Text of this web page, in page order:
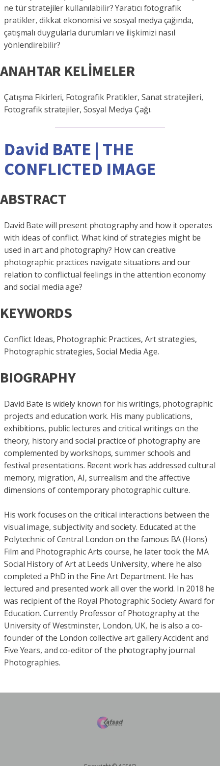
ne tür stratejiler kullanılabilir? Yaratıcı fotografik
pratikler, dikkat ekonomisi ve sosyal medya çağında,
çatışmalı duygularla durumları ve ilişkimizi nasıl
yönlendirebilir?
ANAHTAR KELİMELER
Çatışma Fikirleri, Fotografik Pratikler, Sanat stratejileri,
Fotografik stratejiler, Sosyal Medya Çağı.
David BATE | THE
CONFLICTED IMAGE
ABSTRACT
David Bate will present photography and how it operates
with ideas of conflict. What kind of strategies might be
used in art and photography? How can creative
photographic practices navigate situations and our
relation to conflictual feelings in the attention economy
and social media age?
KEYWORDS
Conflict Ideas, Photographic Practices, Art strategies,
Photographic strategies, Social Media Age.
BIOGRAPHY
David Bate is widely known for his writings, photographic
projects and education work. His many publications,
exhibitions, public lectures and critical writings on the
theory, history and social practice of photography are
complemented by workshops, summer schools and
festival presentations. Recent work has addressed cultural
memory, migration, AI, surrealism and the affective
dimensions of contemporary photographic culture.
His work focuses on the critical interactions between the
visual image, subjectivity and society. Educated at the
Polytechnic of Central London on the famous BA (Hons)
Film and Photographic Arts course, he later took the MA
Social History of Art at Leeds University, where he also
completed a PhD in the Fine Art Department. He has
lectured and presented work all over the world. In 2018 he
was recipient of the Royal Photographic Society Award for
Education. Currently Professor of Photography at the
University of Westminster, London, UK, he is also a co-
founder of the London collective art gallery Accident and
Five Years, and co-editor of the photography journal
Photographies.